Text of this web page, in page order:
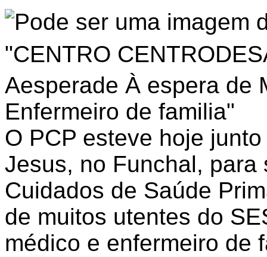
O PCP esteve hoje
Jesus, no Funchal,
Cuidados de Saúde
de muitos utentes do
médico e enfermeiro de